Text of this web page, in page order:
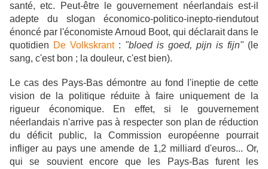
santé, etc. Peut-être le gouvernement néerlandais est-il
adepte du slogan économico-politico-inepto-riendutout
énoncé par l'économiste Arnoud Boot, qui déclarait dans le
quotidien De Volkskrant: "bloed is goed, pijn is fijn"(le
sang, c'est bon ; la douleur, c'est bien).
Le cas des Pays-Bas démontre au fond l'ineptie de cette
vision de la politique réduite à faire uniquement de la
rigueur économique. En effet, si le gouvernement
néerlandais n'arrive pas à respecter son plan de réduction
du déficit public, la Commission européenne pourrait
infliger au pays une amende de 1,2 milliard d'euros... Or,
qui se souvient encore que les Pays-Bas furent les